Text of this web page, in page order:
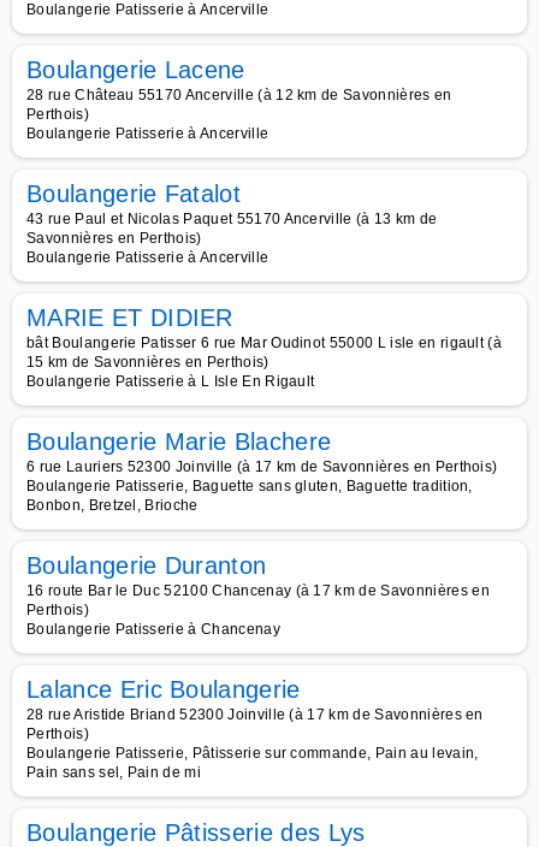
Boulangerie Patisserie à Ancerville
Boulangerie Lacene
28 rue Château 55170 Ancerville (à 12 km de Savonnières en
Perthois)
Boulangerie Patisserie à Ancerville
Boulangerie Fatalot
43 rue Paul et Nicolas Paquet 55170 Ancerville (à 13 km de
Savonnières en Perthois)
Boulangerie Patisserie à Ancerville
MARIE ET DIDIER
bât Boulangerie Patisser 6 rue Mar Oudinot 55000 L isle en rigault (à
15 km de Savonnières en Perthois)
Boulangerie Patisserie à L Isle En Rigault
Boulangerie Marie Blachere
6 rue Lauriers 52300 Joinville (à 17 km de Savonnières en Perthois)
Boulangerie Patisserie, Baguette sans gluten, Baguette tradition,
Bonbon, Bretzel, Brioche
Boulangerie Duranton
16 route Bar le Duc 52100 Chancenay (à 17 km de Savonnières en
Perthois)
Boulangerie Patisserie à Chancenay
Lalance Eric Boulangerie
28 rue Aristide Briand 52300 Joinville (à 17 km de Savonnières en
Perthois)
Boulangerie Patisserie, Pâtisserie sur commande, Pain au levain,
Pain sans sel, Pain de mi
Boulangerie Pâtisserie des Lys